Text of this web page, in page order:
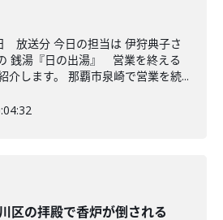
放送分 今日の担当は 伊狩典子さ
銭湯『日の出湯』 営業を終える
介します。 那覇市泉崎で営業を続...
区の拝殿で香炉が倒される